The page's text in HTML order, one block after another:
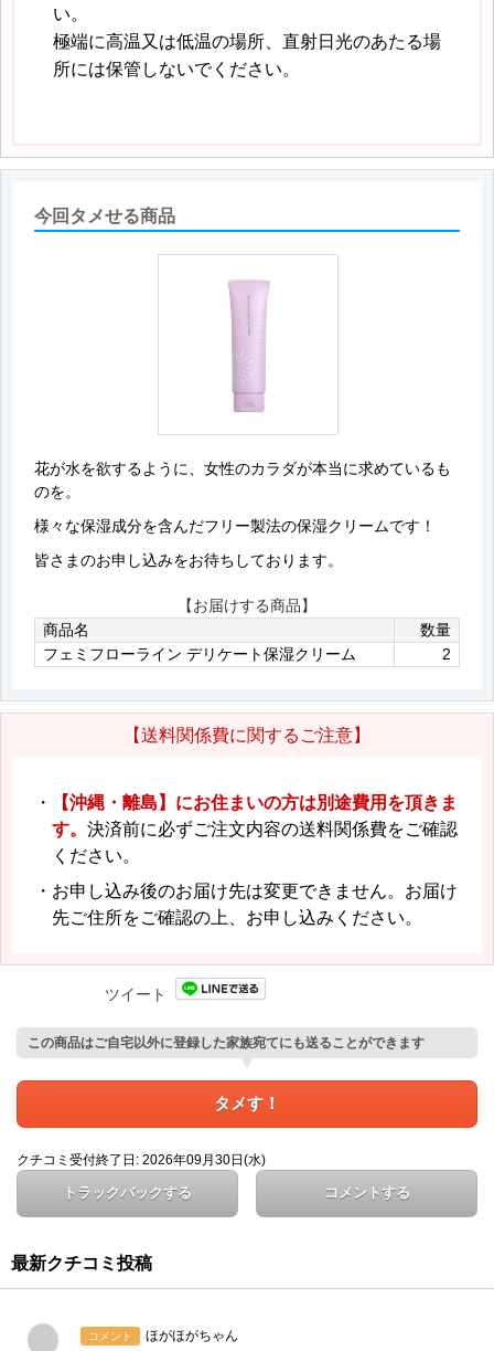
い。
極端に高温又は低温の場所、直射日光のあたる場
所には保管しないでください。
今回タメせる商品
花が水を欲するように、女性のカラダが本当に求めているも
のを。
様々な保湿成分を含んだフリー製法の保湿クリームです！
皆さまのお申し込みをお待ちしております。
【お届けする商品】
商品名
数量
フェミフローライン デリケート保湿クリーム
2
【送料関係費に関するご注意】
・
【沖縄・離島】にお住まいの方は別途費用を頂きま
す。 決済前に必ずご注文内容の送料関係費をご確認
ください。
・お申し込み後のお届け先は変更できません。お届け
先ご住所をご確認の上、お申し込みください。
ツイート
この商品はご自宅以外に登録した家族宛てにも送ることができます
タメす！
クチコミ受付終了日: 2026年09月30日(水)
トラックバックする コメントする
最新クチコミ投稿
コメント ほがほがちゃん